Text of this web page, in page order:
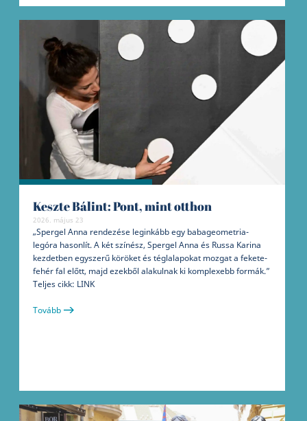
Keszte Bálint: Pont, mint otthon
2026. május 23
„Spergel Anna rendezése leginkább egy babageometria-
legóra hasonlít. A két színész, Spergel Anna és Russa Karina
kezdetben egyszerű köröket és téglalapokat mozgat a fekete-
fehér fal előtt, majd ezekből alakulnak ki komplexebb formák.”
Teljes cikk: LINK
Tovább